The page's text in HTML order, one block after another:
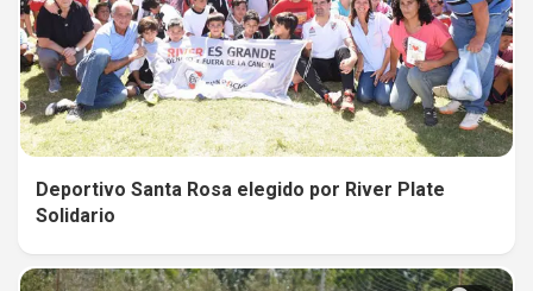
Deportivo Santa Rosa elegido por River Plate
Solidario